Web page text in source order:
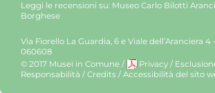
Leggi le recensioni su: Museo Carlo Bilotti
Borghese
Via Fiorello La Guardia, 6 e Viale dell’Aranciera 4
060608
© 2017 Musei in Comune / Privacy /
Responsabilità / Credits / Accessibilità del sito